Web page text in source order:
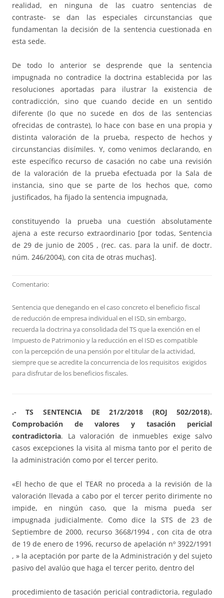
realidad, en ninguna de las cuatro sentencias de
contraste- se dan las especiales circunstancias que
fundamentan la decisión de la sentencia cuestionada en
esta sede.
De todo lo anterior se desprende que la sentencia
impugnada no contradice la doctrina establecida por las
resoluciones aportadas para ilustrar la existencia de
contradicción, sino que cuando decide en un sentido
diferente (lo que no sucede en dos de las sentencias
ofrecidas de contraste), lo hace con base en una propia y
distinta valoración de la prueba, respecto de hechos y
circunstancias disímiles. Y, como venimos declarando, en
este específico recurso de casación no cabe una revisión
de la valoración de la prueba efectuada por la Sala de
instancia, sino que se parte de los hechos que, como
justificados, ha fijado la sentencia impugnada,
constituyendo la prueba una cuestión absolutamente
ajena a este recurso extraordinario [por todas, Sentencia
de 29 de junio de 2005 , (rec. cas. para la unif. de doctr.
núm. 246/2004), con cita de otras muchas].
Comentario:
Sentencia que denegando en el caso concreto el beneficio fiscal
de reducción de empresa individual en el ISD, sin embargo,
recuerda la doctrina ya consolidada del TS que la exención en el
Impuesto de Patrimonio y la reducción en el ISD es compatible
con la percepción de una pensión por el titular de la actividad,
siempre que se acredite la concurrencia de los requisitos exigidos
para disfrutar de los beneficios fiscales.
.- TS SENTENCIA DE 21/2/2018 (ROJ 502/2018).
Comprobación de valores y tasación pericial
contradictoria. La valoración de inmuebles exige salvo
casos excepciones la visita al misma tanto por el perito de
la administración como por el tercer perito.
«El hecho de que el TEAR no proceda a la revisión de la
valoración llevada a cabo por el tercer perito dirimente no
impide, en ningún caso, que la misma pueda ser
impugnada judicialmente. Como dice la STS de 23 de
Septiembre de 2000, recurso 3668/1994 , con cita de otra
de 19 de enero de 1996, recurso de apelación nº 3922/1991
, » la aceptación por parte de la Administración y del sujeto
pasivo del avalúo que haga el tercer perito, dentro del
procedimiento de tasación pericial contradictoria, regulado